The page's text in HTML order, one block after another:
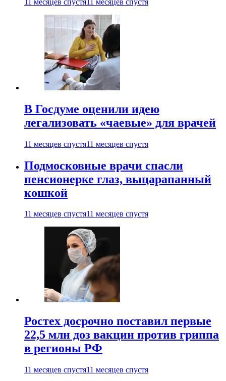
В Госдуме оценили идею
легализовать «чаевые» для врачей
11 месяцев спустя11 месяцев спустя
Подмосковные врачи спасли
пенсионерке глаз, выцарапанный
кошкой
11 месяцев спустя11 месяцев спустя
Ростех досрочно поставил первые
22,5 млн доз вакцин против гриппа
в регионы РФ
11 месяцев спустя11 месяцев спустя